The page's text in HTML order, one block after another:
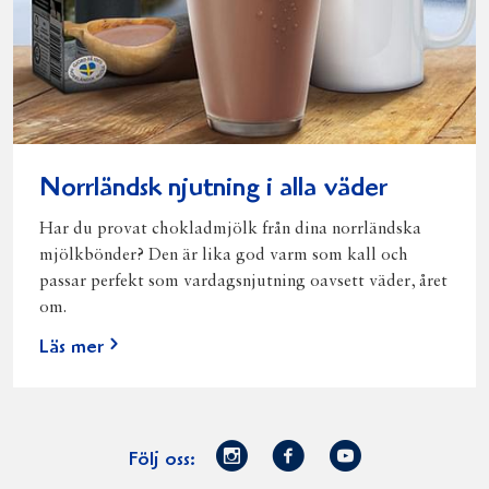
Norrländsk njutning i alla väder
Har du provat chokladmjölk från dina norrländska
mjölkbönder? Den är lika god varm som kall och
passar perfekt som vardagsnjutning oavsett väder, året
om.
Läs mer
Följ oss:
Norrmejerier
Facebook
Youtube